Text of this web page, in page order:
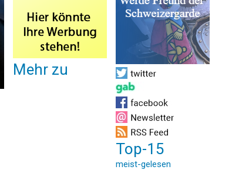
Mehr zu
Top-15
meist-gelesen